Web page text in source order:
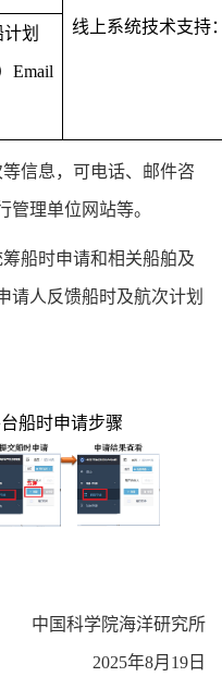
线上系统技术支持
划
Email
信息，可电话、邮件咨
理单位网站等。
船时申请和相关船舶及
请人反馈船时及航次计划
船时申请步骤
中国科学院海洋研究所
2025年8月19日